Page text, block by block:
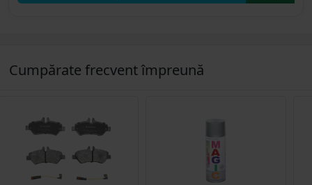
Cumpărate frecvent împreună